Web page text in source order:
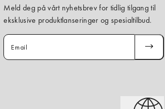
Meld deg på vårt nyhetsbrev for tidlig tilgang til
eksklusive produktlanseringer og spesialtilbud.
Email